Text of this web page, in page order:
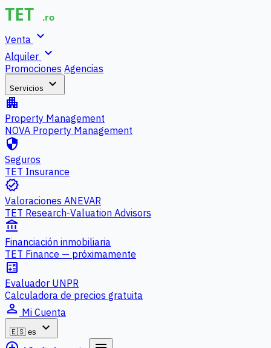
Venta expand_more
Alquiler expand_more
Promociones Agencias
Servicios expand_more
apartment
Property Management
NOVA Property Management
security
Seguros
TET Insurance
verified
Valoraciones ANEVAR
TET Research-Valuation Advisors
account_balance
Financiación inmobiliaria
TET Finance — próximamente
calculate
Evaluador UNPR
Calculadora de precios gratuita
person_outline Mi Cuenta
🇪🇸 es
expand_more